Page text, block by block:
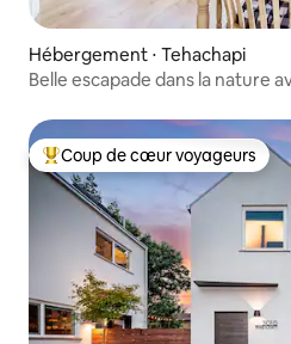
Hébergement ⋅ Tehachapi
Belle escapade dans la nature
Coups de cœur voyageurs les
Coup de cœur voyageurs